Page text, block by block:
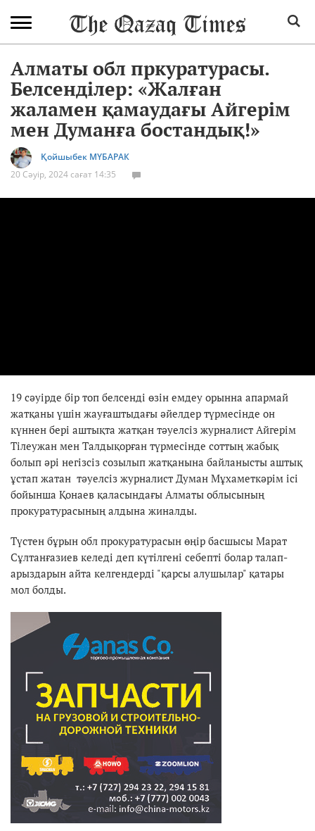
Алматы обл пркуратурасы.
Белсенділер: «Жалған
жаламен қамаудағы Айгерім
мен Думанға бостандық!»
Қойшыбек МҮБАРАК
20 Сәуір, 2024 сағат 14:35
19 сәуірде бір топ белсенді өзін емдеу орынна апармай
жатқаны үшін жауғаштыдағы әйелдер түрмесінде он
күннен бері аштықта жатқан тәуелсіз журналист Айгерім
Тілеужан мен Талдықорған түрмесінде соттың жабық
болып әрі негізсіз созылып жатқанына байланысты аштық
ұстап жатан тәуелсіз журналист Думан Мұхаметкәрім ісі
бойынша Қонаев қаласындағы Алматы облысының
прокуратурасының алдына жиналды.
Түстен бұрын обл прокуратурасын өңір басшысы Марат
Сұлтанғазиев келеді деп күтілгені себепті болар талап-
арыздарын айта келгендерді "қарсы алушылар" қатары
мол болды.